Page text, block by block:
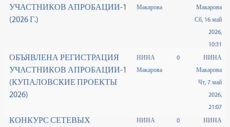
УЧАСТНИКОВ АПРОБАЦИИ-1
(2026 Г.)
Макарова
Макарова
Сб, 16 май
2026,
10:31
ОБЪЯВЛЕНА РЕГИСТРАЦИЯ
УЧАСТНИКОВ АПРОБАЦИИ-1
(КУПАЛОВСКИЕ ПРОЕКТЫ
2026)
НИНА
Макарова
0
НИНА
Макарова
Чт, 7 май
2026,
21:07
КОНКУРС СЕТЕВЫХ
НИНА
0
НИНА